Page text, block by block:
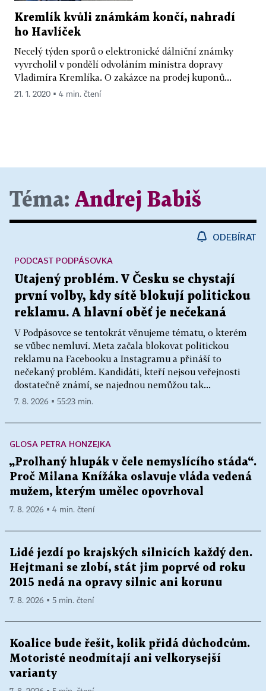
Kremlík kvůli známkám končí, nahradí
ho Havlíček
Necelý týden sporů o elektronické dálniční známky
vyvrcholil v pondělí odvoláním ministra dopravy
Vladimíra Kremlíka. O zakázce na prodej kuponů...
21. 1. 2020 ▪ 4 min. čtení
Téma: Andrej Babiš
ODEBÍRAT
Utajený problém. V Česku se chystají
první volby, kdy sítě blokují politickou
reklamu. A hlavní oběť je nečekaná
V Podpásovce se tentokrát věnujeme tématu, o kterém
se vůbec nemluví. Meta začala blokovat politickou
reklamu na Facebooku a Instagramu a přináší to
nečekaný problém. Kandidáti, kteří nejsou veřejnosti
dostatečně známí, se najednou nemůžou tak...
PODCAST PODPÁSOVKA
7. 8. 2026 ▪ 55:23 min.
GLOSA PETRA HONZEJKA
„Prolhaný hlupák v čele nemyslícího stáda“.
Proč Milana Knížáka oslavuje vláda vedená
mužem, kterým umělec opovrhoval
7. 8. 2026 ▪ 4 min. čtení
Lidé jezdí po krajských silnicích každý den.
Hejtmani se zlobí, stát jim poprvé od roku
2015 nedá na opravy silnic ani korunu
7. 8. 2026 ▪ 5 min. čtení
Koalice bude řešit, kolik přidá důchodcům.
Motoristé neodmítají ani velkorysejší
varianty